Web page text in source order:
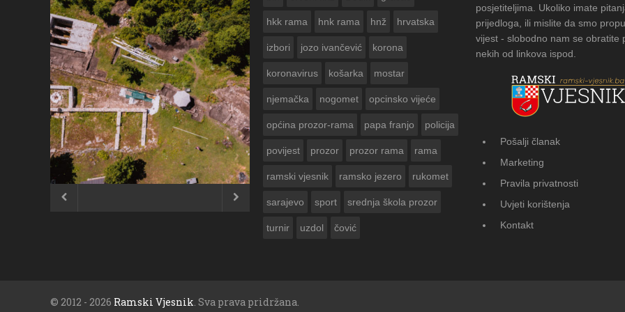
ČESTITKA RAMSKOG VJESNIKA ZA
USKRS 2023. GODINE
FOTOGALERIJA: Čuvanje običaja u
 
hkk rama hnk rama hnž hrvatska
izbori jozo ivančević korona
koronavirus košarka mostar
njemačka nogomet opcinsko vijeće
općina prozor-rama papa franjo policija
povijest prozor prozor rama rama
ramski vjesnik ramsko jezero rukomet
sarajevo sport srednja škola prozor
turnir uzdol čović
posjetiteljima. Ukoliko imate
prijedloga, ili mislite da smo
vijest - slobodno nam se obratite
nekih od linkova ispod.
Pošalji članak
Marketing
Pravila privatnosti
Uvjeti korištenja
Kontakt
© 2012 - 2026 Ramski Vjesnik. Sva prava pridržana.